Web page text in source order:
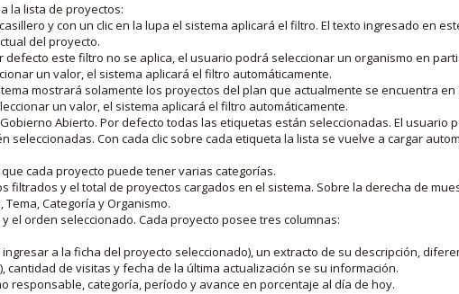
la lista de proyectos:
y con un clic en la lupa el sistema aplicará el filtro. El texto ingresado en
del proyecto.
este filtro no se aplica, el usuario podrá seleccionar un organismo en
un valor, el sistema aplicará el filtro automáticamente.
mostrará solamente los proyectos del plan que actualmente se encuentra en
un valor, el sistema aplicará el filtro automáticamente.
Abierto. Por defecto todas las etiquetas están seleccionadas. El usuario
Con cada clic sobre cada etiqueta la lista se vuelve a cargar
cada proyecto puede tener varias categorías.
filtrados y el total de proyectos cargados en el sistema. Sobre la derecha de
Categoría y Organismo.
el orden seleccionado. Cada proyecto posee tres columnas:
a la ficha del proyecto seleccionado), un extracto de su descripción,
de visitas y fecha de la última actualización se su información.
responsable, categoría, período y avance en porcentaje al día de hoy.